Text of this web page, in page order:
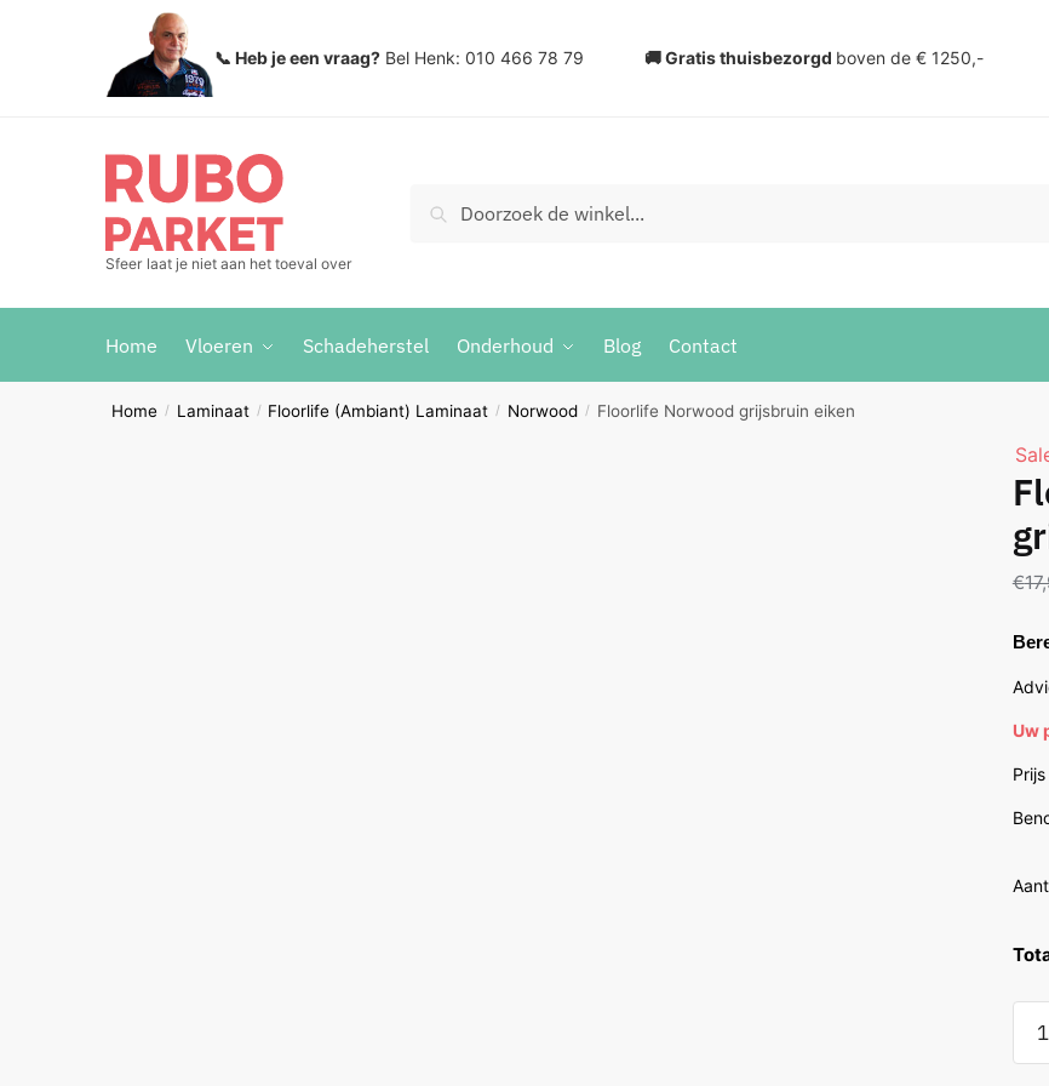
📞 Heb je een vraag? Bel Henk: 010 466 78 79 🚚 Gratis thuisbezorgd boven de € 1250,-
Sfeer laat je niet aan het toeval over
voor:
Home Vloeren Schadeherstel Onderhoud Blog Contact
Home / Laminaat / Floorlife (Ambiant) Laminaat / Norwood / Floorlife Norwood grijsbruin eiken
€
Uw